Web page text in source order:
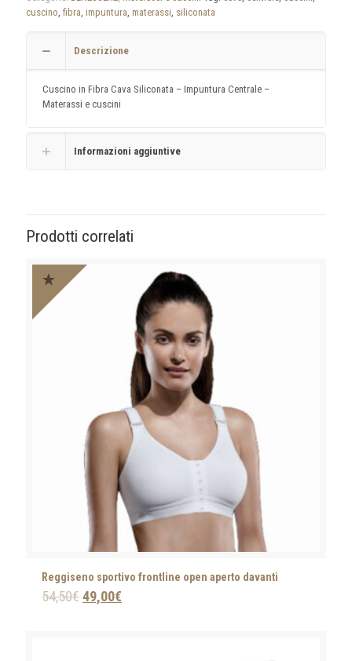
cuscino, fibra, impuntura, materassi, siliconata
Descrizione
Cuscino in Fibra Cava Siliconata – Impuntura Centrale –
Materassi e cuscini
Informazioni aggiuntive
Prodotti correlati
Reggiseno sportivo frontline open aperto davanti
54,50€49,00€